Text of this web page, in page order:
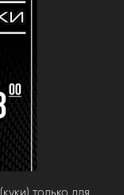
только для